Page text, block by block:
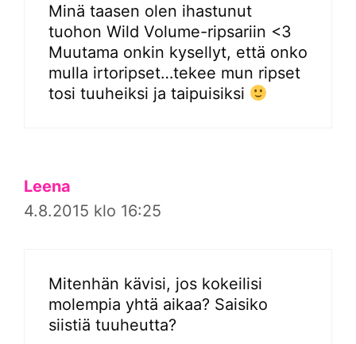
Minä taasen olen ihastunut
tuohon Wild Volume-ripsariin <3
Muutama onkin kysellyt, että onko
mulla irtoripset…tekee mun ripset
tosi tuuheiksi ja taipuisiksi
Leena
4.8.2015 klo 16:25
Mitenhän kävisi, jos kokeilisi
molempia yhtä aikaa? Saisiko
siistiä tuuheutta?